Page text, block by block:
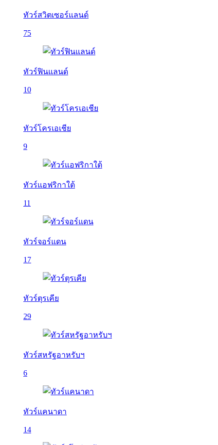
ทัวร์สวิตเซอร์แลนด์
75
ทัวร์ฟินแลนด์
10
ทัวร์โครเอเชีย
9
ทัวร์แอฟริกาใต้
11
ทัวร์จอร์แดน
17
ทัวร์ตุรเคีย
29
ทัวร์สหรัฐอาหรับฯ
6
ทัวร์แคนาดา
14